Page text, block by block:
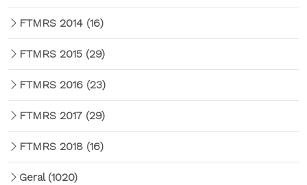
FTMRS 2014 (16)
FTMRS 2015 (29)
FTMRS 2016 (23)
FTMRS 2017 (29)
FTMRS 2018 (16)
Geral (1020)